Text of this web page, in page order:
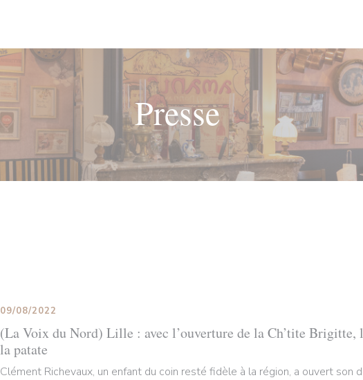
Presse
(La Voix du Nord) Lille : avec l’ouverture de la Ch’tite Brigitte,
la patate
09/08/2022
Clément Richevaux, un enfant du coin resté fidèle à la région, a ouvert son